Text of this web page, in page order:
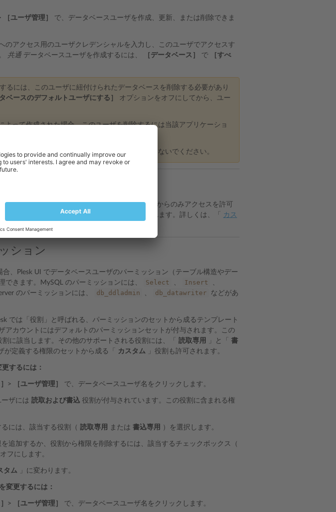
［ユーザ管理］
で、データベースユーザを作成、更新、または削除できま
のアクセス用のユーザクレデンシャルを入力し、このユーザでアクセスす
共通 データベースユーザを作成するには、 ［データベース］ で
［すべ
るには、このユーザに紐付けられたデータベースを削除する必要があり
ベースのデフォルトユーザにする］
オプションをオフにしてから、ユー
よって作成された場合、このユーザを削除するには当該アプリケーショ
字以上にして、ユーザ名や拡張 ASCII 文字は含めないでください。
クセスを許可または禁止したり、指定したホストからのみアクセスを許可
個々のデータベースユーザアカウントに適用されます。詳しくは、「
カス
ション
、Plesk UI でデータベースユーザのパーミッション（テーブル構造やデー
できます。MySQL のパーミッションには、
Select 、 Insert 、
のパーミッションには、 db_ddladmin 、 db_datawriter
などがあ
では「役割」と呼ばれる、パーミッションのセットから成るテンプレート
アカウントにはデフォルトのパーミッションセットが付与されます。この
割に該当します。その他のサポートされる役割には、「 読取専用 」と「 書
が定義する権限のセットから成る「 カスタム 」役割も許可されます。
するには：
> ［ユーザ管理］ で、データベースユーザ名をクリックします。
ザには 読取および書込 役割が付与されています。この役割に含まれる権
には、該当する役割（ 読取専用 または 書込専用 ）を選択します。
追加するか、役割から権限を削除するには、該当するチェックボックス（
フにします。
タム 」に変わります。
変更するには：
> ［ユーザ管理］ で、データベースユーザ名をクリックします。